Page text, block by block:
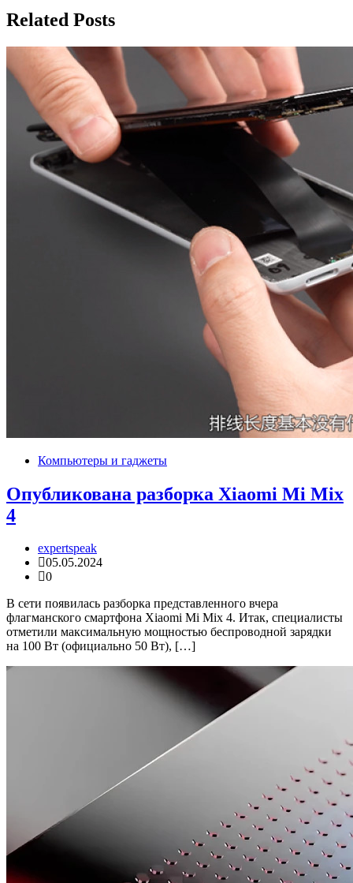
Related Posts
Компьютеры и гаджеты
Опубликована разборка Xiaomi Mi Mix
4
expertspeak
05.05.2024
0
В сети появилась разборка представленного вчера
флагманского смартфона Xiaomi Mi Mix 4. Итак, специалисты
отметили максимальную мощностью беспроводной зарядки
на 100 Вт (официально 50 Вт), […]